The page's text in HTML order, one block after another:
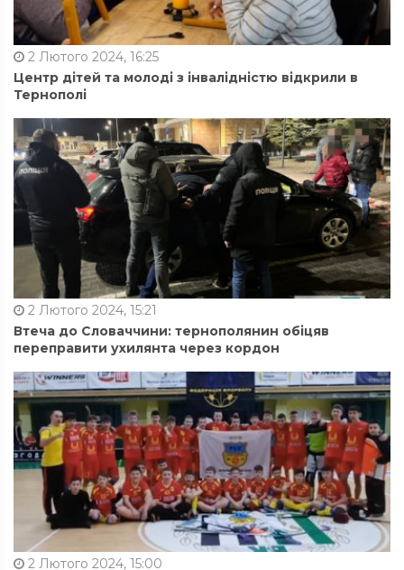
2 Лютого 2024, 16:25
Центр дітей та молоді з інвалідністю відкрили в
Тернополі
2 Лютого 2024, 15:21
Втеча до Словаччини: тернополянин обіцяв
переправити ухилянта через кордон
2 Лютого 2024, 15:00